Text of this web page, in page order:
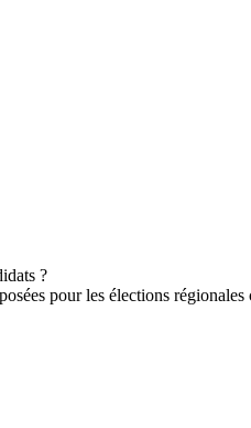
pour les élections